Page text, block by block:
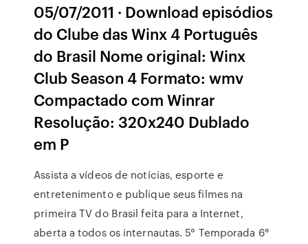
05/07/2011 · Download episódios
do Clube das Winx 4 Português
do Brasil Nome original: Winx
Club Season 4 Formato: wmv
Compactado com Winrar
Resolução: 320x240 Dublado
em P
Assista a vídeos de notícias, esporte e
entretenimento e publique seus filmes na
primeira TV do Brasil feita para a Internet,
aberta a todos os internautas. 5° Temporada 6°